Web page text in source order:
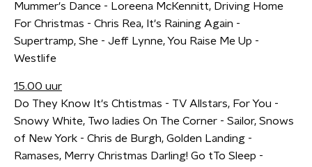
Mummer's Dance - Loreena McKennitt, Driving Home
For Christmas - Chris Rea, It's Raining Again -
Supertramp, She - Jeff Lynne, You Raise Me Up -
Westlife
15.00 uur
Do They Know It's Chtistmas - TV Allstars, For You -
Snowy White, Two ladies On The Corner - Sailor, Snows
of New York - Chris de Burgh, Golden Landing -
Ramases, Merry Christmas Darling! Go tTo Sleep -